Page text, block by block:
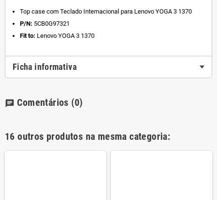
Top case com Teclado Internacional para Lenovo YOGA 3 1370
P/N: 5CB0G97321
Fit to: Lenovo YOGA 3 1370
Ficha informativa
chat Comentários (0)
16 outros produtos na mesma categoria: